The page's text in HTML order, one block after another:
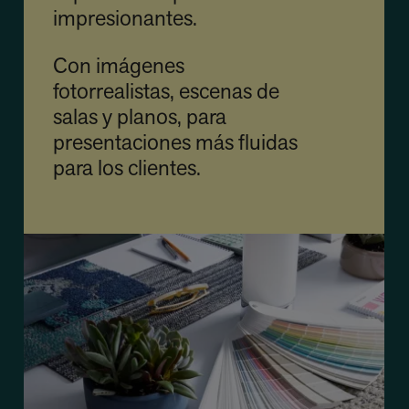
impresionantes.
Con imágenes
fotorrealistas, escenas de
salas y planos, para
presentaciones más fluidas
para los clientes.